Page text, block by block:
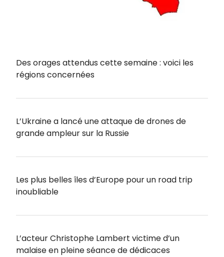
Des orages attendus cette semaine : voici les
régions concernées
L’Ukraine a lancé une attaque de drones de
grande ampleur sur la Russie
Les plus belles îles d’Europe pour un road trip
inoubliable
L’acteur Christophe Lambert victime d’un
malaise en pleine séance de dédicaces